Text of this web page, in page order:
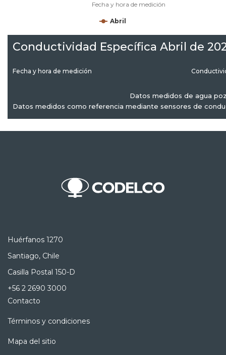
Fecha y hora de medición
Abril
Conductividad Específica Abril de
Fecha y hora de medición
Datos medidos de agua
Datos medidos como referencia mediante sensores de
Huérfanos 1270
Santiago, Chile
Casilla Postal 150-D
+56 2 2690 3000
Contacto
Términos y condiciones
Mapa del sitio